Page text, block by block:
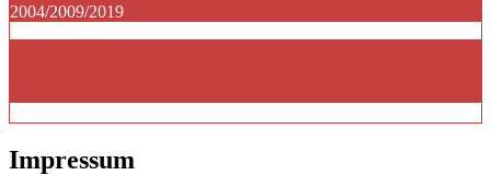
2004/2009/2019
Impressum